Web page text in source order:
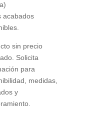
acabados
sin precio
Solicita
para
medidas,
y